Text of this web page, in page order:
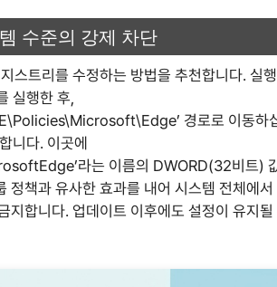
수준의 강제 차단
스트리를 수정하는 방법을 추천합니다. 실
실행한 후,
경로로 이동하
니다. 이곳에
라는 이름의 DWORD(32비트)
정책과 유사한 효과를 내어 시스템 전체에
지합니다. 업데이트 이후에도 설정이 유지